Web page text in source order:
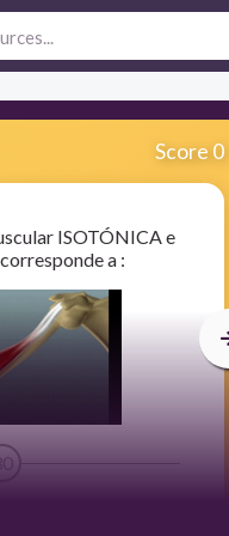
Score 0
ISOTÓNICA e
a :